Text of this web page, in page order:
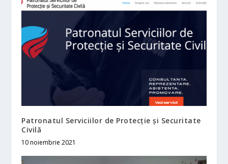
Patronatul Serviciilor de Protecție și Securitate
Civilă
10 noiembrie 2021